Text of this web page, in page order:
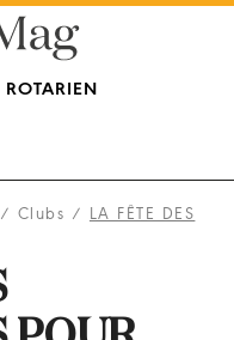
ROTARIEN
/ Clubs / LA FÊTE DES